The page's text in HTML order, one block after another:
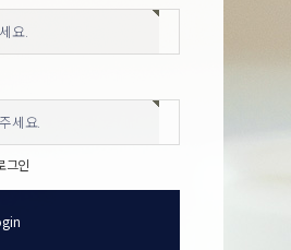
요.
세요.
그인